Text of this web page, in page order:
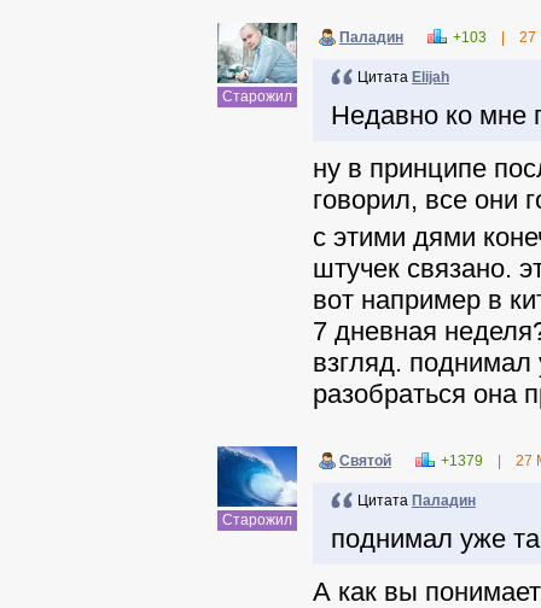
Старожил
Паладин +103 27
Цитата Elijah
Недавно ко мне
ну в принципе
говорил, все они
с этими дями
штучек связано.
вот например в
7 дневная
взгляд.
разобраться она
Старожил
Святой +1379 27
Цитата Паладин
поднимал уже
А как вы